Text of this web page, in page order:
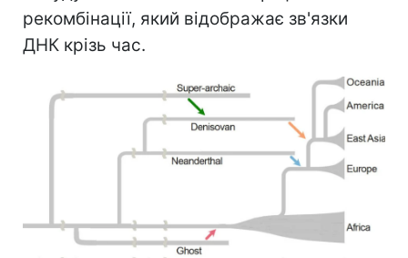
рекомбінації, який відображає зв'язки
ДНК крізь час.